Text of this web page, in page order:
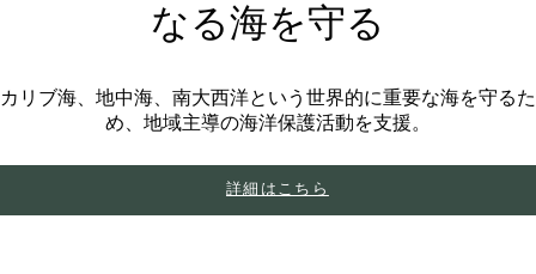
なる海を守る
カリブ海、地中海、南大西洋という世界的に重要な海を守るた
め、地域主導の海洋保護活動を支援。
詳細はこちら